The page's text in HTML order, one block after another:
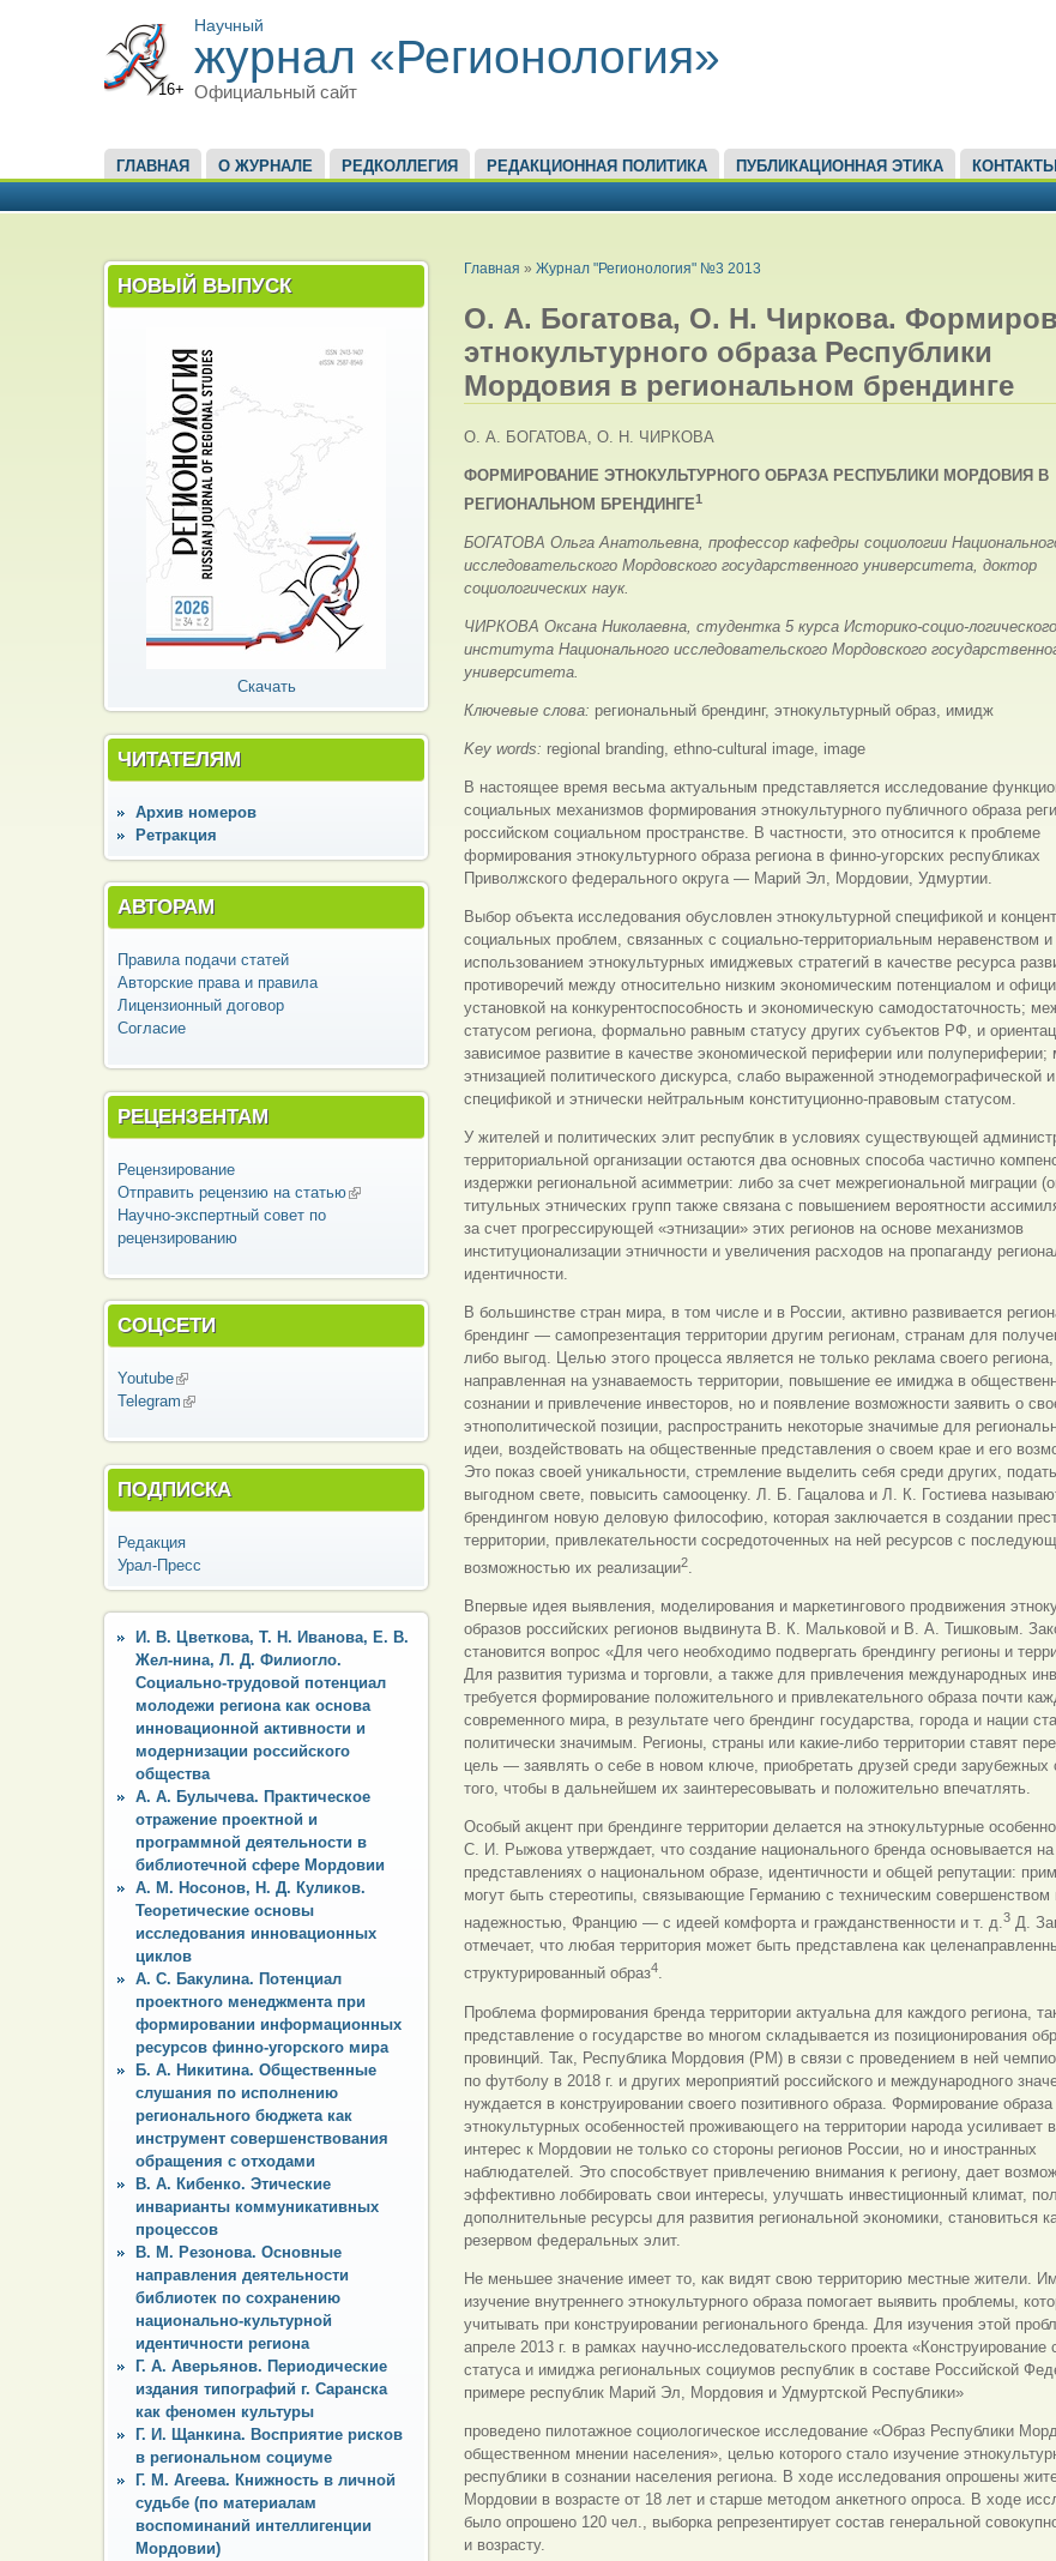
16+
Научный
журнал «Регионология»
Официальный сайт
ГЛАВНОЕ МЕНЮ
ГЛАВНАЯ О ЖУРНАЛЕ РЕДКОЛЛЕГИЯ РЕДАКЦИОННАЯ ПОЛИТИКА ПУБЛИКАЦИОННАЯ ЭТИКА КОНТАКТЫ
НОВЫЙ ВЫПУСК
Скачать
ЧИТАТЕЛЯМ
Архив номеров
Ретракция
АВТОРАМ
Правила подачи статей
Авторские права и правила
Лицензионный договор
Согласие
РЕЦЕНЗЕНТАМ
Рецензирование
Отправить рецензию на статью(внешняя
Научно-экспертный совет по
рецензированию
СОЦСЕТИ
Youtube(внешняя ссылка)
Telegram (внешняя ссылка)
ПОДПИСКА
Редакция
Урал-Пресс
И. В. Цветкова, Т. Н. Иванова, Е. В.
Жел-нина, Л. Д. Филиогло.
Социально-трудовой потенциал
молодежи региона как основа
инновационной активности и
модернизации российского
общества
А. А. Булычева. Практическое
отражение проектной и
программной деятельности в
библиотечной сфере Мордовии
А. М. Носонов, Н. Д. Куликов.
Теоретические основы
исследования инновационных
циклов
А. С. Бакулина. Потенциал
проектного менеджмента при
формировании информационных
ресурсов финно-угорского мира
Б. А. Никитина. Общественные
слушания по исполнению
регионального бюджета как
инструмент совершенствования
обращения с отходами
В. А. Кибенко. Этические
инварианты коммуникативных
процессов
В. М. Резонова. Основные
направления деятельности
библиотек по сохранению
национально-культурной
идентичности региона
Г. А. Аверьянов. Периодические
издания типографий г. Саранска
как феномен культуры
Г. И. Щанкина. Восприятие рисков
в региональном социуме
Г. М. Агеева. Книжность в личной
судьбе (по материалам
воспоминаний интеллигенции
Мордовии)
ВЫ ЗДЕСЬ
Главная » Журнал "Регионология" №3 2013
О. А. Богатова, О. Н. Чиркова.
этнокультурного образа Республики
Мордовия в региональном брендинге
О. А. БОГАТОВА, О. Н. ЧИРКОВА
ФОРМИРОВАНИЕ ЭТНОКУЛЬТУРНОГО ОБРАЗА РЕСПУБЛИКИ МОРДОВИЯ В
РЕГИОНАЛЬНОМ БРЕНДИНГЕ1
БОГАТОВА Ольга Анатольевна, профессор кафедры социологии
исследовательского Мордовского государственного университета, доктор
социологических наук.
ЧИРКОВА Оксана Николаевна, студентка 5 курса Историко-социо-логического
института Национального исследовательского Мордовского
университета.
Ключевые слова: региональный брендинг, этнокультурный образ, имидж
Key words: regional branding, ethno-cultural image, image
В настоящее время весьма актуальным представляется исследование
социальных механизмов формирования этнокультурного публичного образа
российском социальном пространстве. В частности, это относится к проблеме
формирования этнокультурного образа региона в финно-угорских республиках
Приволжского федерального округа — Марий Эл, Мордовии, Удмуртии.
Выбор объекта исследования обусловлен этнокультурной спецификой и
социальных проблем, связанных с социально-территориальным неравенством и
использованием этнокультурных имиджевых стратегий в качестве ресурса
противоречий между относительно низким экономическим потенциалом и
установкой на конкурентоспособность и экономическую самодостаточность;
статусом региона, формально равным статусу других субъектов РФ, и
зависимое развитие в качестве экономической периферии или
этнизацией политического дискурса, слабо выраженной этнодемографической
спецификой и этнически нейтральным конституционно-правовым статусом.
У жителей и политических элит республик в условиях существующей
территориальной организации остаются два основных способа частично
издержки региональной асимметрии: либо за счет межрегиональной миграции
титульных этнических групп также связана с повышением вероятности
за счет прогрессирующей «этнизации» этих регионов на основе механизмов
институционализации этничности и увеличения расходов на пропаганду
идентичности.
В большинстве стран мира, в том числе и в России, активно развивается
брендинг — самопрезентация территории другим регионам, странам для
либо выгод. Целью этого процесса является не только реклама своего региона,
направленная на узнаваемость территории, повышение ее имиджа в
сознании и привлечение инвесторов, но и появление возможности заявить о
этнополитической позиции, распространить некоторые значимые для
идеи, воздействовать на общественные представления о своем крае и его
Это показ своей уникальности, стремление выделить себя среди других,
выгодном свете, повысить самооценку. Л. Б. Гацалова и Л. К. Гостиева
брендингом новую деловую философию, которая заключается в создании
территории, привлекательности сосредоточенных на ней ресурсов с
возможностью их реализации2.
Впервые идея выявления, моделирования и маркетингового продвижения
образов российских регионов выдвинута В. К. Мальковой и В. А. Тишковым.
становится вопрос «Для чего необходимо подвергать брендингу регионы и
Для развития туризма и торговли, а также для привлечения международных
требуется формирование положительного и привлекательного образа почти
современного мира, в результате чего брендинг государства, города и нации
политически значимым. Регионы, страны или какие-либо территории ставят
цель — заявлять о себе в новом ключе, приобретать друзей среди зарубежных
того, чтобы в дальнейшем их заинтересовывать и положительно впечатлять.
Особый акцент при брендинге территории делается на этнокультурные
С. И. Рыжова утверждает, что создание национального бренда основывается на
представлениях о национальном образе, идентичности и общей репутации:
могут быть стереотипы, связывающие Германию с техническим совершенством
надежностью, Францию — с идеей комфорта и гражданственности и т. д.3 Д.
отмечает, что любая территория может быть представлена как
структурированный образ4.
Проблема формирования бренда территории актуальна для каждого региона,
представление о государстве во многом складывается из позиционирования
провинций. Так, Республика Мордовия (РМ) в связи с проведением в ней
по футболу в 2018 г. и других мероприятий российского и международного
нуждается в конструировании своего позитивного образа. Формирование образа
этнокультурных особенностей проживающего на территории народа усиливает
интерес к Мордовии не только со стороны регионов России, но и иностранных
наблюдателей. Это способствует привлечению внимания к региону, дает
эффективно лоббировать свои интересы, улучшать инвестиционный климат,
дополнительные ресурсы для развития региональной экономики, становиться
резервом федеральных элит.
Не меньшее значение имеет то, как видят свою территорию местные жители.
изучение внутреннего этнокультурного образа помогает выявить проблемы,
учитывать при конструировании регионального бренда. Для изучения этой
апреле 2013 г. в рамках научно-исследовательского проекта «Конструирование
статуса и имиджа региональных социумов республик в составе Российской
примере республик Марий Эл, Мордовия и Удмуртской Республики»
проведено пилотажное социологическое исследование «Образ Республики
общественном мнении населения», целью которого стало изучение
республики в сознании населения региона. В ходе исследования опрошены
Мордовии в возрасте от 18 лет и старше методом анкетного опроса. В ходе
было опрошено 120 чел., выборка репрезентирует состав генеральной
и возрасту.